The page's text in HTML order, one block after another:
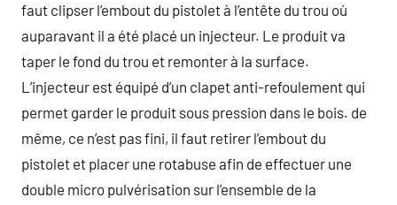
faut clipser l’embout du pistolet à l’entête du trou où
auparavant il a été placé un injecteur. Le produit va
taper le fond du trou et remonter à la surface.
L’injecteur est équipé d’un clapet anti-refoulement qui
permet garder le produit sous pression dans le bois. de
même, ce n’est pas fini, il faut retirer l’embout du
pistolet et placer une rotabuse afin de effectuer une
double micro pulvérisation sur l’ensemble de la